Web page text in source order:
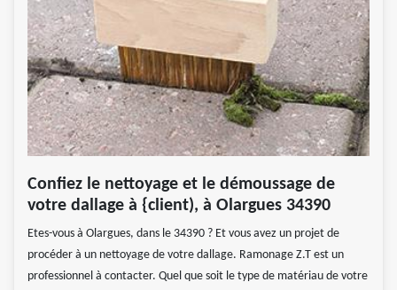
Confiez le nettoyage et le démoussage de
votre dallage à {client), à Olargues 34390
Etes-vous à Olargues, dans le 34390 ? Et vous avez un projet de
procéder à un nettoyage de votre dallage. Ramonage Z.T est un
professionnel à contacter. Quel que soit le type de matériau de votre